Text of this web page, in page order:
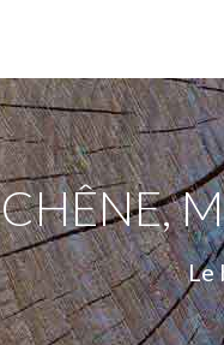
CHÊNE,
Le